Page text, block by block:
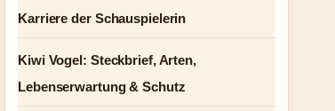
Karriere der Schauspielerin
Kiwi Vogel: Steckbrief, Arten,
Lebenserwartung & Schutz